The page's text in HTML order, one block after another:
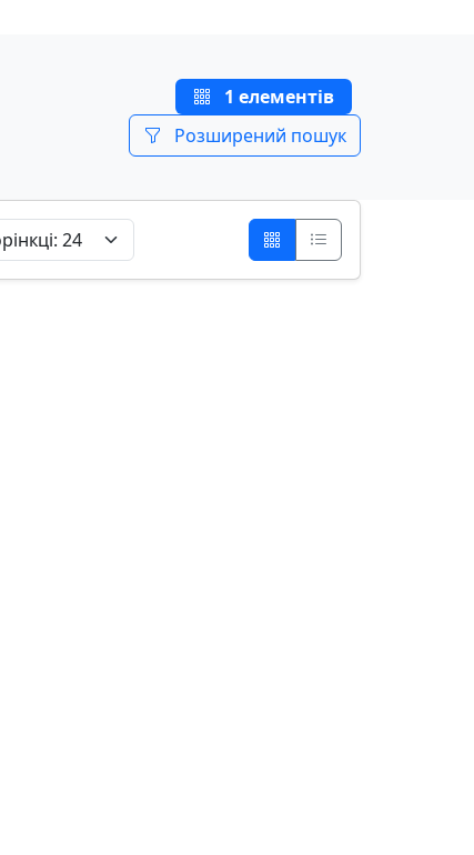
1 елементів
Розширений пошук